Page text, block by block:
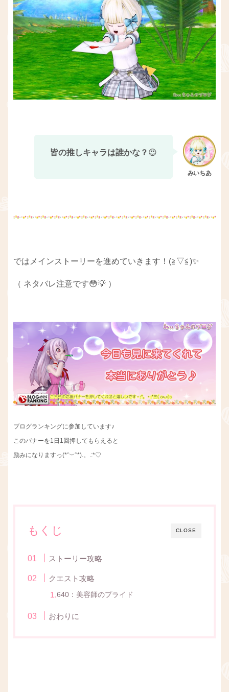
皆の推しキャラは誰かな？ 😍
ではメインストーリーを進めていきます！(≧▽≦)✨
（ ネタバレ注意です😳💡 ）
ブログランキングに参加しています♪
このバナーを1日1回押してもらえると
励みになりますっ(*˘︶˘*).。.:*♡
CLOSE
もくじ
ストーリー攻略
クエスト攻略
640：美容師のプライド
おわりに